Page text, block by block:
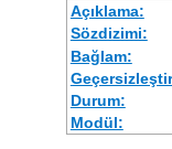
Açıklama:
Sözdizimi:
Bağlam:
Durum:
Modül: